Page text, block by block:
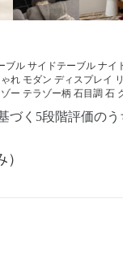
ブル サイドテーブル ナイ
れ モダン ディスプレイ
ー テラゾー柄 石目調 石
づく5段階評価のう
）